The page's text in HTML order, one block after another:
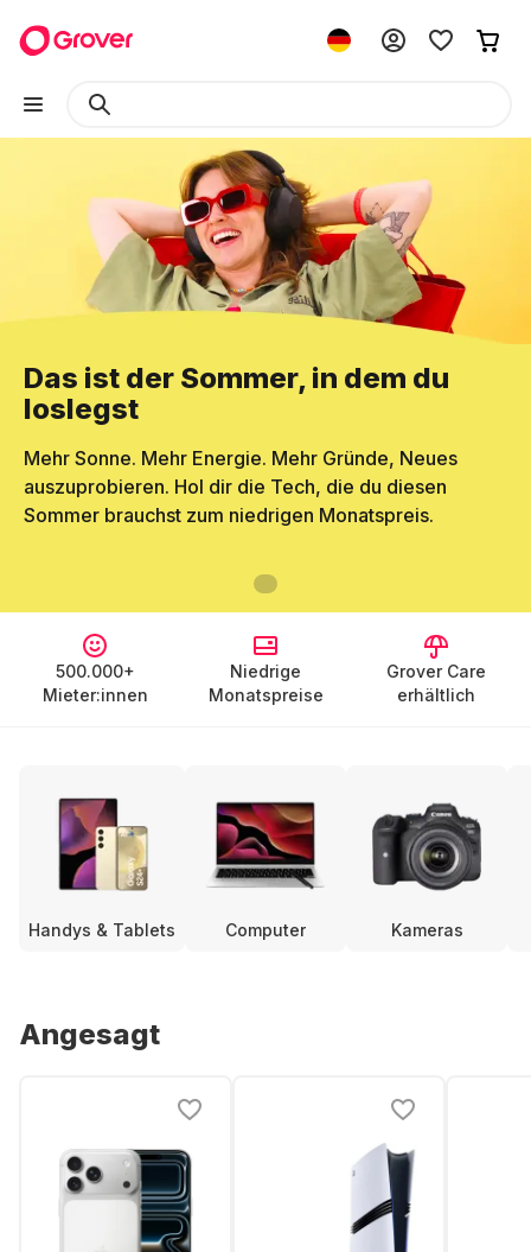
Das ist der Sommer, in dem du
loslegst
Mehr Sonne. Mehr Energie. Mehr Gründe, Neues
auszuprobieren. Hol dir die Tech, die du diesen
Sommer brauchst zum niedrigen Monatspreis.
500.000+
Mieter:innen
Niedrige
Monatspreise
Grover Care
erhältlich
Handys & Tablets Computer Kameras
Angesagt